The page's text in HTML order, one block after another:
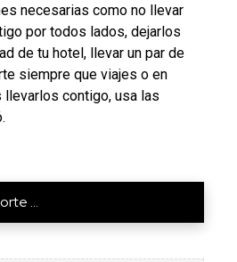
necesarias como no llevar
por todos lados, dejarlos
de tu hotel, llevar un par de
siempre que viajes o en
contigo, usa las
...